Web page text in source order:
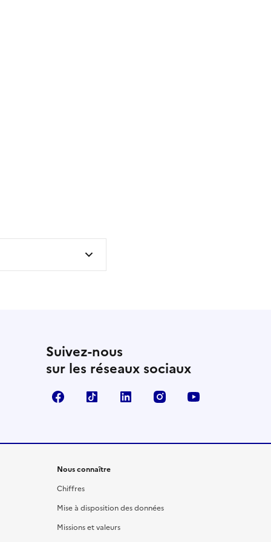
Suivez-nous
sur les réseaux sociaux
FacebookTikTok LinkedIn Instagram
Nous connaître
Chiffres
Mise à disposition des données
Missions et valeurs